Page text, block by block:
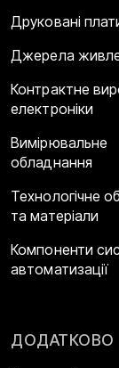
Друковані
Джерела
Контрактне
електроніки
Вимірювальне
обладнання
Технологічне
та матеріали
Компоненти
автоматизації
ДОДАТКОВО